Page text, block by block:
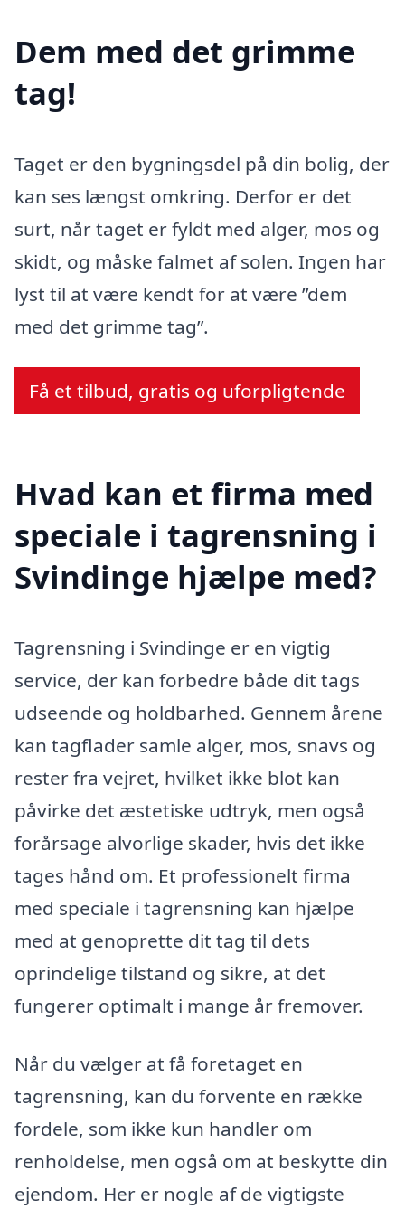
Dem med det grimme
tag!
Taget er den bygningsdel på din bolig, der
kan ses længst omkring. Derfor er det
surt, når taget er fyldt med alger, mos og
skidt, og måske falmet af solen. Ingen har
lyst til at være kendt for at være ”dem
med det grimme tag”.
Få et tilbud, gratis og uforpligtende
Hvad kan et firma med
speciale i tagrensning i
Svindinge hjælpe med?
Tagrensning i Svindinge er en vigtig
service, der kan forbedre både dit tags
udseende og holdbarhed. Gennem årene
kan tagflader samle alger, mos, snavs og
rester fra vejret, hvilket ikke blot kan
påvirke det æstetiske udtryk, men også
forårsage alvorlige skader, hvis det ikke
tages hånd om. Et professionelt firma
med speciale i tagrensning kan hjælpe
med at genoprette dit tag til dets
oprindelige tilstand og sikre, at det
fungerer optimalt i mange år fremover.
Når du vælger at få foretaget en
tagrensning, kan du forvente en række
fordele, som ikke kun handler om
renholdelse, men også om at beskytte din
ejendom. Her er nogle af de vigtigste